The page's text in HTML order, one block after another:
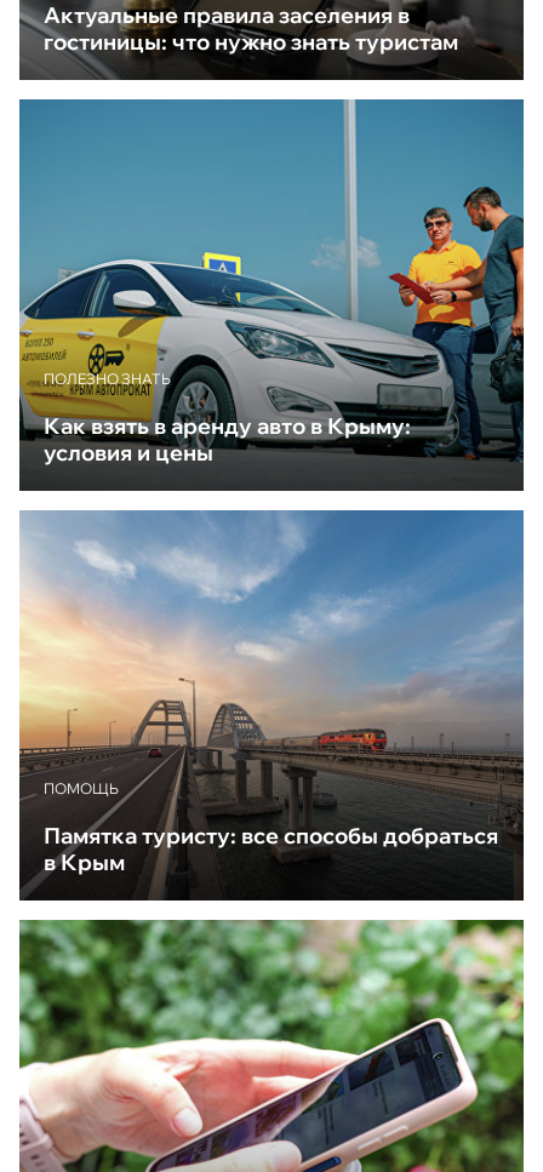
Актуальные правила заселения в
гостиницы: что нужно знать туристам
ПОЛЕЗНО ЗНАТЬ
Как взять в аренду авто в Крыму:
условия и цены
ПОМОЩЬ
Памятка туристу: все способы добраться
в Крым